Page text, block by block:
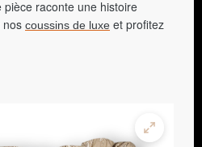
raconte une histoire
nos coussins de luxe et profitez